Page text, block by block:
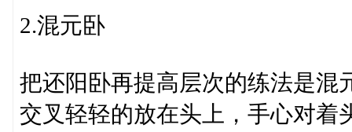
2.混元卧
把还阳卧再提高层次的练法是混
交叉轻轻的放在头上，手心对着